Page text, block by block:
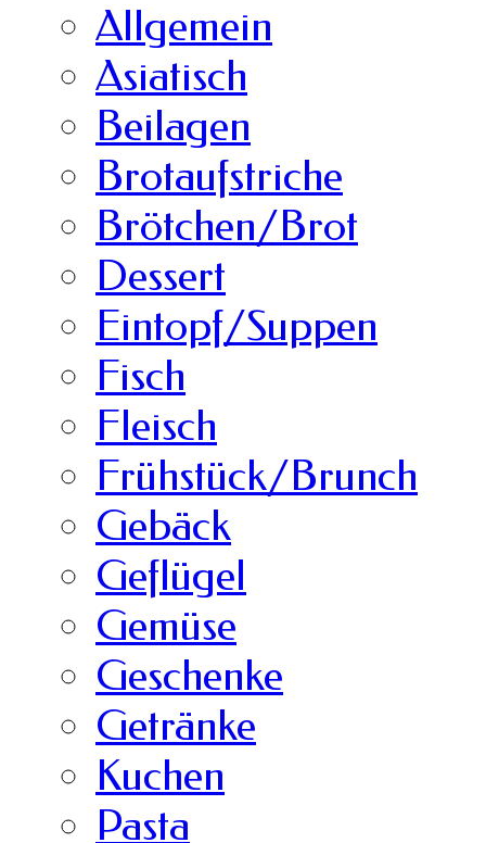
Allgemein
Asiatisch
Beilagen
Brotaufstriche
Brötchen/Brot
Dessert
Eintopf/Suppen
Fisch
Fleisch
Frühstück/Brunch
Gebäck
Geflügel
Gemüse
Geschenke
Getränke
Kuchen
Pasta